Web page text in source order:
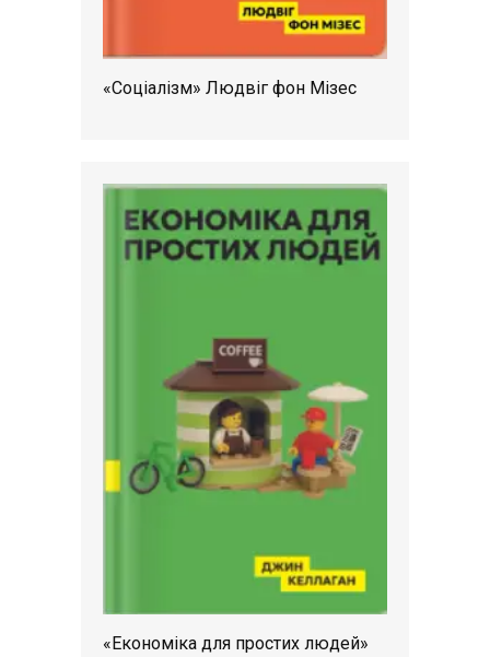
«Соціалізм» Людвіг фон Мізес
«Економіка для простих людей»